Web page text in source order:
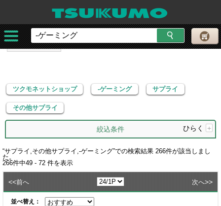
ツクモネットショップ
サプライ
その他サプライ
ツクモネットショップ -ゲーミング サプライ
その他サプライ
絞込条件 ひらく +
“サプライ,その他サプライ,-ゲーミング”での検索結果 266件が該当しまし
た。
266件中49 - 72 件を表示
<<前へ 次へ>>
並べ替え：